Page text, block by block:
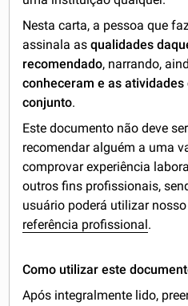
Nesta carta, a pessoa que
assinala asqualidades
recomendado, narrando,
conheceram e as
conjunto.
Este documento não deve
recomendar alguém a uma
comprovar experiência
outros fins profissionais,
usuário poderá utilizar
referência profissional .
Como utilizar este
Após integralmente lido,